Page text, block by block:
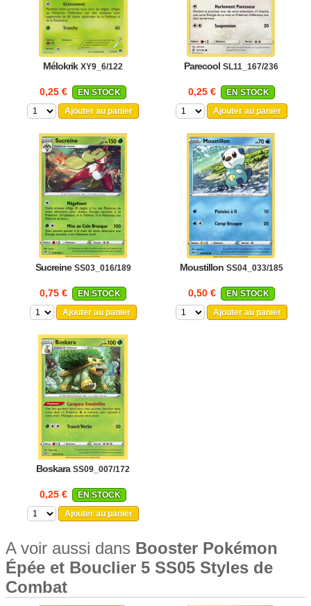
Mélokrik XY9_6/122
0,25 €
EN STOCK
Ajouter au panier
Parecool SL11_167/236
0,25 €
EN STOCK
Ajouter au panier
Sucreine SS03_016/189
0,75 €
EN STOCK
Ajouter au panier
Moustillon SS04_033/185
0,50 €
EN STOCK
Ajouter au panier
Boskara SS09_007/172
0,25 €
EN STOCK
Ajouter au panier
A voir aussi dans Booster Pokémon
Épée et Bouclier 5 SS05 Styles de
Combat